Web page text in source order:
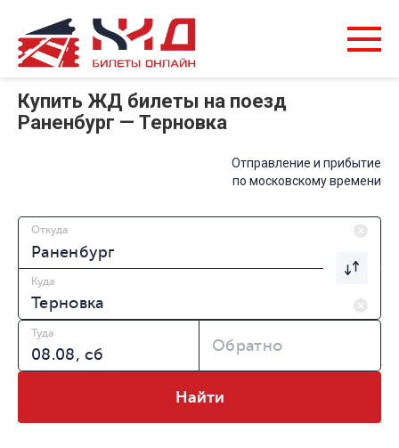
Купить ЖД билеты на поезд
Раненбург — Терновка
Отправление и прибытие
по московскому времени
Откуда
Куда
Туда
Обратно
Найти